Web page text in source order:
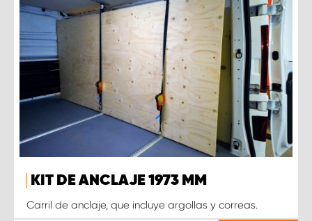
KIT DE ANCLAJE 1973 MM
Carril de anclaje, que incluye argollas y correas.